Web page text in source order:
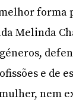
forma
Melinda
e de
nem